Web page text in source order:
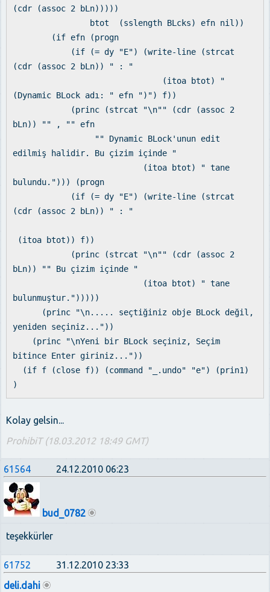
(cdr (assoc 2 bLn)))))
btot (sslength BLcks) efn nil))
(if efn (progn
(if (= dy "E") (write-line (strcat
(cdr (assoc 2 bLn)) " : "
(itoa btot) "
(Dynamic BLock adı: " efn ")") f))
(princ (strcat "\n"" (cdr (assoc 2
bLn)) "" , "" efn
"" Dynamic BLock'unun edit
edilmiş halidir. Bu çizim içinde "
(itoa btot) " tane
bulundu."))) (progn
(if (= dy "E") (write-line (strcat
(cdr (assoc 2 bLn)) " : "
(itoa btot)) f))
(princ (strcat "\n"" (cdr (assoc 2
bLn)) "" Bu çizim içinde "
(itoa btot) " tane
bulunmuştur.")))))
(princ "\n..... seçtiğiniz obje BLock değil,
yeniden seçiniz..."))
(princ "\nYeni bir BLock seçiniz, Seçim
bitince Enter giriniz..."))
(if f (close f)) (command "_.undo" "e") (prin1)
)
Kolay gelsin...
ProhibiT (18.03.2012 18:49 GMT)
61564 24.12.2010 06:23
bud_0782
teşekkürler
61752
31.12.2010 23:33
deli.dahi